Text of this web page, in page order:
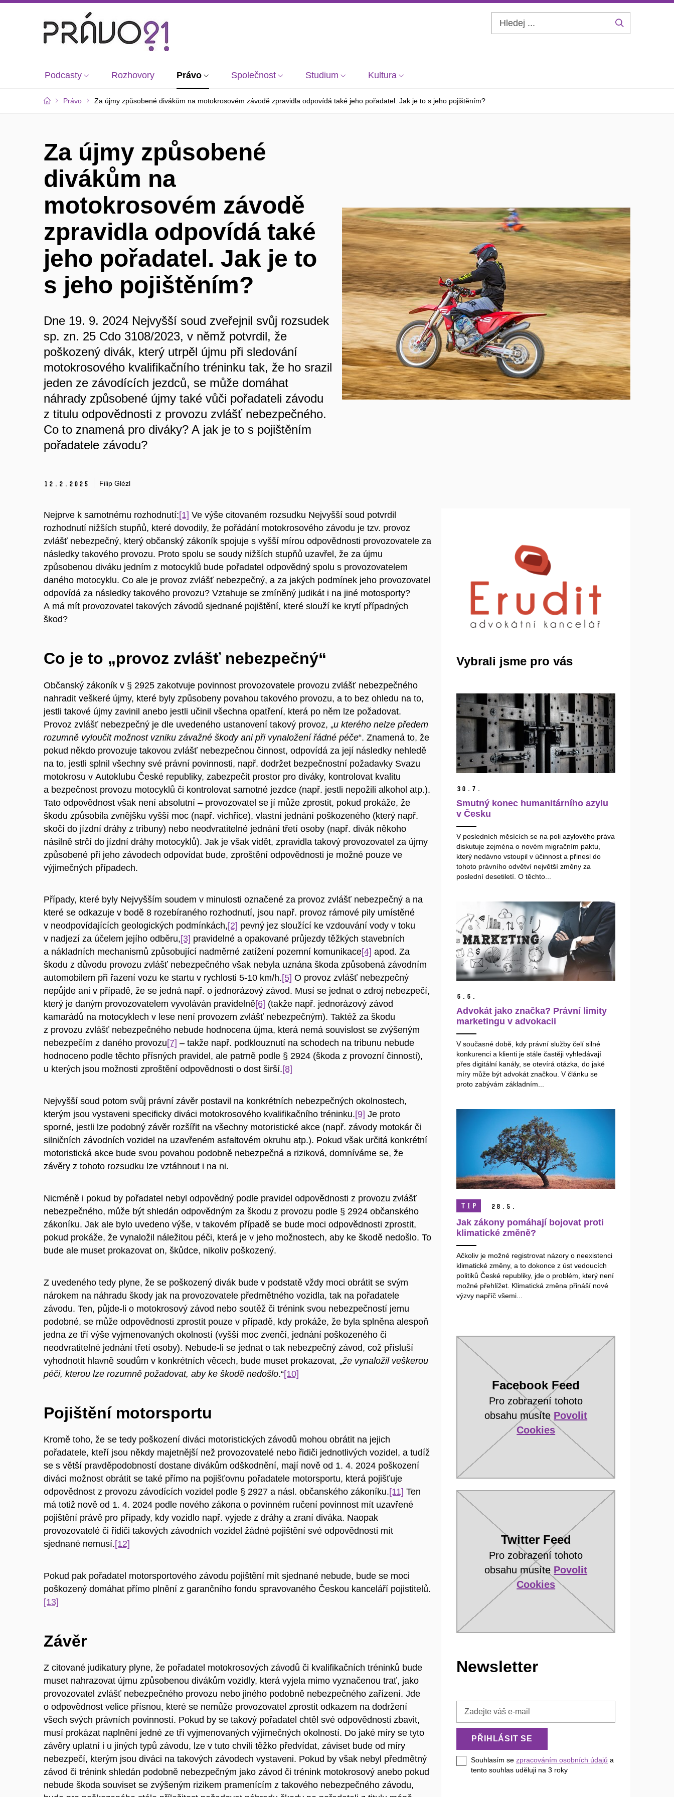
Podcasty Rozhovory Právo Společnost Studium Kultura
Právo Za újmy způsobené divákům na motokrosovém závodě zpravidla odpovídá také jeho pořadatel. Jak je to s jeho pojištěním?
Za újmy způsobené
divákům na
motokrosovém závodě
zpravidla odpovídá také
jeho pořadatel. Jak je to
s jeho pojištěním?
Dne 19. 9. 2024 Nejvyšší soud zveřejnil svůj rozsudek
sp. zn. 25 Cdo 3108/2023, v němž potvrdil, že
poškozený divák, který utrpěl újmu při sledování
motokrosového kvalifikačního tréninku tak, že ho srazil
jeden ze závodících jezdců, se může domáhat
náhrady způsobené újmy také vůči pořadateli závodu
z titulu odpovědnosti z provozu zvlášť nebezpečného.
Co to znamená pro diváky? A jak je to s pojištěním
pořadatele závodu?
12. 2. 2025 Filip Glézl
Nejprve k samotnému rozhodnutí:[1] Ve výše citovaném rozsudku Nejvyšší soud potvrdil
rozhodnutí nižších stupňů, které dovodily, že pořádání motokrosového závodu je tzv. provoz
zvlášť nebezpečný, který občanský zákoník spojuje s vyšší mírou odpovědnosti provozovatele za
následky takového provozu. Proto spolu se soudy nižších stupňů uzavřel, že za újmu
způsobenou diváku jedním z motocyklů bude pořadatel odpovědný spolu s provozovatelem
daného motocyklu. Co ale je provoz zvlášť nebezpečný, a za jakých podmínek jeho provozovatel
odpovídá za následky takového provozu? Vztahuje se zmíněný judikát i na jiné motosporty?
A má mít provozovatel takových závodů sjednané pojištění, které slouží ke krytí případných
škod?
Co je to „provoz zvlášť nebezpečný“
Občanský zákoník v § 2925 zakotvuje povinnost provozovatele provozu zvlášť nebezpečného
nahradit veškeré újmy, které byly způsobeny povahou takového provozu, a to bez ohledu na to,
jestli takové újmy zavinil anebo jestli učinil všechna opatření, která po něm lze požadovat.
Provoz zvlášť nebezpečný je dle uvedeného ustanovení takový provoz, „u kterého nelze předem
rozumně vyloučit možnost vzniku závažné škody ani při vynaložení řádné péče“. Znamená to, že
pokud někdo provozuje takovou zvlášť nebezpečnou činnost, odpovídá za její následky nehledě
na to, jestli splnil všechny své právní povinnosti, např. dodržet bezpečnostní požadavky Svazu
motokrosu v Autoklubu České republiky, zabezpečit prostor pro diváky, kontrolovat kvalitu
a bezpečnost provozu motocyklů či kontrolovat samotné jezdce (např. jestli nepožili alkohol atp.).
Tato odpovědnost však není absolutní – provozovatel se jí může zprostit, pokud prokáže, že
škodu způsobila zvnějšku vyšší moc (např. vichřice), vlastní jednání poškozeného (který např.
skočí do jízdní dráhy z tribuny) nebo neodvratitelné jednání třetí osoby (např. divák někoho
násilně strčí do jízdní dráhy motocyklů). Jak je však vidět, zpravidla takový provozovatel za újmy
způsobené při jeho závodech odpovídat bude, zproštění odpovědnosti je možné pouze ve
výjimečných případech.
Případy, které byly Nejvyšším soudem v minulosti označené za provoz zvlášť nebezpečný a na
které se odkazuje v bodě 8 rozebíraného rozhodnutí, jsou např. provoz rámové pily umístěné
v neodpovídajících geologických podmínkách,[2] pevný jez sloužící ke vzdouvání vody v toku
v nadjezí za účelem jejího odběru,[3] pravidelné a opakované průjezdy těžkých stavebních
a nákladních mechanismů způsobující nadměrné zatížení pozemní komunikace[4] apod. Za
škodu z důvodu provozu zvlášť nebezpečného však nebyla uznána škoda způsobená závodním
automobilem při řazení vozu ke startu v rychlosti 5-10 km/h.[5] O provoz zvlášť nebezpečný
nepůjde ani v případě, že se jedná např. o jednorázový závod. Musí se jednat o zdroj nebezpečí,
který je daným provozovatelem vyvoláván pravidelně[6] (takže např. jednorázový závod
kamarádů na motocyklech v lese není provozem zvlášť nebezpečným). Taktéž za škodu
z provozu zvlášť nebezpečného nebude hodnocena újma, která nemá souvislost se zvýšeným
nebezpečím z daného provozu[7] – takže např. podklouznutí na schodech na tribunu nebude
hodnoceno podle těchto přísných pravidel, ale patrně podle § 2924 (škoda z provozní činnosti),
u kterých jsou možnosti zproštění odpovědnosti o dost širší.[8]
Nejvyšší soud potom svůj právní závěr postavil na konkrétních nebezpečných okolnostech,
kterým jsou vystaveni specificky diváci motokrosového kvalifikačního tréninku.[9] Je proto
sporné, jestli lze podobný závěr rozšířit na všechny motoristické akce (např. závody motokár či
silničních závodních vozidel na uzavřeném asfaltovém okruhu atp.). Pokud však určitá konkrétní
motoristická akce bude svou povahou podobně nebezpečná a riziková, domníváme se, že
závěry z tohoto rozsudku lze vztáhnout i na ni.
Nicméně i pokud by pořadatel nebyl odpovědný podle pravidel odpovědnosti z provozu zvlášť
nebezpečného, může být shledán odpovědným za škodu z provozu podle § 2924 občanského
zákoníku. Jak ale bylo uvedeno výše, v takovém případě se bude moci odpovědnosti zprostit,
pokud prokáže, že vynaložil náležitou péči, která je v jeho možnostech, aby ke škodě nedošlo. To
bude ale muset prokazovat on, škůdce, nikoliv poškozený.
Z uvedeného tedy plyne, že se poškozený divák bude v podstatě vždy moci obrátit se svým
nárokem na náhradu škody jak na provozovatele předmětného vozidla, tak na pořadatele
závodu. Ten, půjde-li o motokrosový závod nebo soutěž či trénink svou nebezpečností jemu
podobné, se může odpovědnosti zprostit pouze v případě, kdy prokáže, že byla splněna alespoň
jedna ze tří výše vyjmenovaných okolností (vyšší moc zvenčí, jednání poškozeného či
neodvratitelné jednání třetí osoby). Nebude-li se jednat o tak nebezpečný závod, což přísluší
vyhodnotit hlavně soudům v konkrétních věcech, bude muset prokazovat, „že vynaložil veškerou
péči, kterou lze rozumně požadovat, aby ke škodě nedošlo.“[10]
Pojištění motorsportu
Kromě toho, že se tedy poškození diváci motoristických závodů mohou obrátit na jejich
pořadatele, kteří jsou někdy majetnější než provozovatelé nebo řidiči jednotlivých vozidel, a tudíž
se s větší pravděpodobností dostane divákům odškodnění, mají nově od 1. 4. 2024 poškození
diváci možnost obrátit se také přímo na pojišťovnu pořadatele motorsportu, která pojišťuje
odpovědnost z provozu závodících vozidel podle § 2927 a násl. občanského zákoníku.[11] Ten
má totiž nově od 1. 4. 2024 podle nového zákona o povinném ručení povinnost mít uzavřené
pojištění právě pro případy, kdy vozidlo např. vyjede z dráhy a zraní diváka. Naopak
provozovatelé či řidiči takových závodních vozidel žádné pojištění své odpovědnosti mít
sjednané nemusí.[12]
Pokud pak pořadatel motorsportového závodu pojištění mít sjednané nebude, bude se moci
poškozený domáhat přímo plnění z garančního fondu spravovaného Českou kanceláří pojistitelů.
[13]
Závěr
Z citované judikatury plyne, že pořadatel motokrosových závodů či kvalifikačních tréninků bude
muset nahrazovat újmu způsobenou divákům vozidly, která vyjela mimo vyznačenou trať, jako
provozovatel zvlášť nebezpečného provozu nebo jiného podobně nebezpečného zařízení. Jde
o odpovědnost velice přísnou, které se nemůže provozovatel zprostit odkazem na dodržení
všech svých právních povinností. Pokud by se takový pořadatel chtěl své odpovědnosti zbavit,
musí prokázat naplnění jedné ze tří vyjmenovaných výjimečných okolností. Do jaké míry se tyto
závěry uplatní i u jiných typů závodu, lze v tuto chvíli těžko předvídat, záviset bude od míry
nebezpečí, kterým jsou diváci na takových závodech vystaveni. Pokud by však nebyl předmětný
závod či trénink shledán podobně nebezpečným jako závod či trénink motokrosový anebo pokud
nebude škoda souviset se zvýšeným rizikem pramenícím z takového nebezpečného závodu,
Vybrali jsme pro vás
30. 7.
Smutný konec humanitárního azylu
v Česku
V posledních měsících se na poli azylového práva
diskutuje zejména o novém migračním paktu,
který nedávno vstoupil v účinnost a přinesl do
tohoto právního odvětví největší změny za
poslední desetiletí. O těchto...
6. 6.
Advokát jako značka? Právní limity
marketingu v advokacii
V současné době, kdy právní služby čelí silné
konkurenci a klienti je stále častěji vyhledávají
přes digitální kanály, se otevírá otázka, do jaké
míry může být advokát značkou. V článku se
proto zabývám základním...
TIP 28. 5.
Jak zákony pomáhají bojovat proti
klimatické změně?
Ačkoliv je možné registrovat názory o neexistenci
klimatické změny, a to dokonce z úst vedoucích
politiků České republiky, jde o problém, který není
možné přehlížet. Klimatická změna přináší nové
výzvy napříč všemi...
Facebook Feed
Pro zobrazení tohoto
obsahu musíte Povolit
Cookies
Twitter Feed
Pro zobrazení tohoto
obsahu musíte Povolit
Cookies
Newsletter
e-
PŘIHLÁSIT SE
Souhlasím sezpracováním osobních údajů a
tento souhlas uděluji na 3 roky